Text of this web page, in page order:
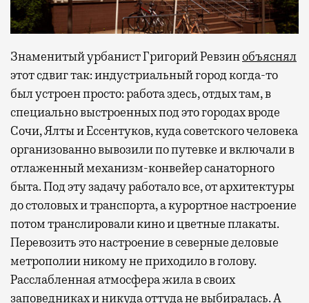
Знаменитый урбанист Григорий Ревзинобъяснял
этот сдвиг так: индустриальный город когда-то
был устроен просто: работа здесь, отдых там, в
специально выстроенных под это городах вроде
Сочи, Ялты и Ессентуков, куда советского человека
организованно вывозили по путевке и включали в
отлаженный механизм-конвейер санаторного
быта. Под эту задачу работало все, от архитектуры
до столовых и транспорта, а курортное настроение
потом транслировали кино и цветные плакаты.
Перевозить это настроение в северные деловые
метрополии никому не приходило в голову.
Расслабленная атмосфера жила в своих
заповедниках и никуда оттуда не выбиралась. А